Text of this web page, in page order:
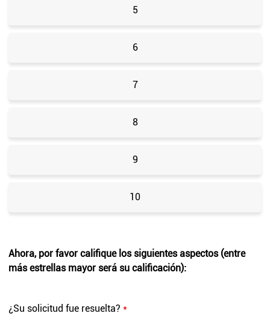
5
6
7
8
9
10
Ahora, por favor califique los siguientes aspectos (entre
más estrellas mayor será su calificación):
¿Su solicitud fue resuelta? *